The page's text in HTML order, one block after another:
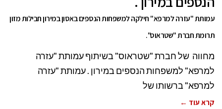
עמותת "עזרה למרפא" חילקה למשפחות הנספים באסון במירון חבילות מזון
תרומת חברת "שטראוס".
מחווה של חברת "שטראוס" בשיתוף עמותת "עזרה
למרפא" למשפחות הנספים במירון . עמותת "עזרה
למרפא" ברשותו של
קרא עוד ←